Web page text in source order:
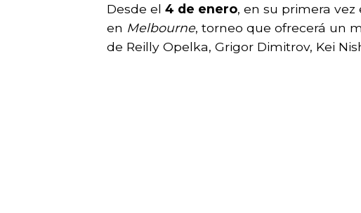
Desde el 4 de enero, en su primera
en Melbourne, torneo que ofrecerá un
de Reilly Opelka, Grigor Dimitrov, Kei